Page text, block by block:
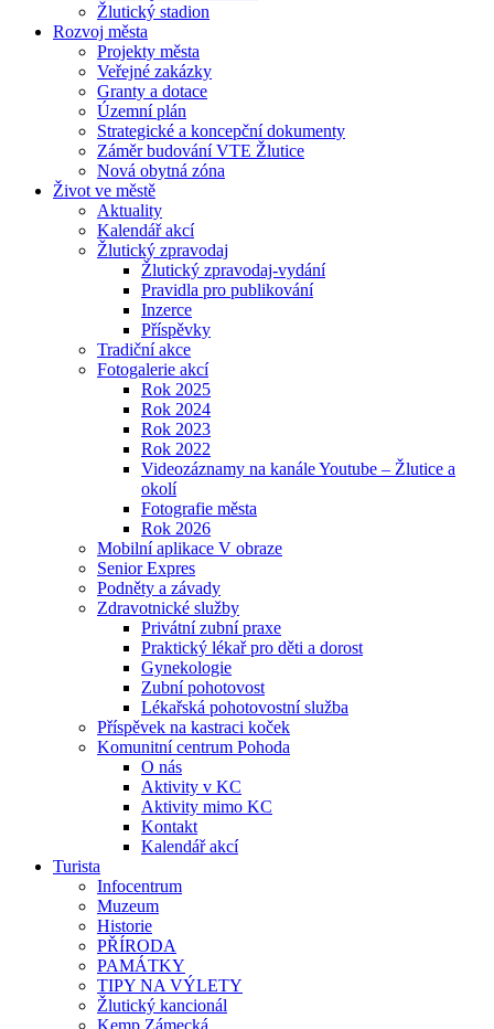
Žlutický stadion
Rozvoj města
Projekty města
Veřejné zakázky
Granty a dotace
Územní plán
Strategické a koncepční dokumenty
Záměr budování VTE Žlutice
Nová obytná zóna
Život ve městě
Aktuality
Kalendář akcí
Žlutický zpravodaj
Žlutický zpravodaj-vydání
Pravidla pro publikování
Inzerce
Příspěvky
Tradiční akce
Fotogalerie akcí
Rok 2025
Rok 2024
Rok 2023
Rok 2022
Videozáznamy na kanále Youtube – Žlutice a
okolí
Fotografie města
Rok 2026
Mobilní aplikace V obraze
Senior Expres
Podněty a závady
Zdravotnické služby
Privátní zubní praxe
Praktický lékař pro děti a dorost
Gynekologie
Zubní pohotovost
Lékařská pohotovostní služba
Příspěvek na kastraci koček
Komunitní centrum Pohoda
O nás
Aktivity v KC
Aktivity mimo KC
Kontakt
Kalendář akcí
Turista
Infocentrum
Muzeum
Historie
PŘÍRODA
PAMÁTKY
TIPY NA VÝLETY
Žlutický kancionál
Kemp Zámecká